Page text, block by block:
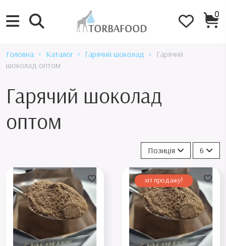
0
Головна Каталог Гарячий шоколад
Гарячий
шоколад оптом
Гарячий шоколад
оптом
Позиція 6
хіт продажу!